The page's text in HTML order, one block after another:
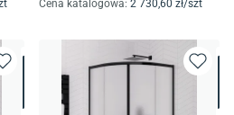
Cena katalogowa: 2 730,60 zł/szt